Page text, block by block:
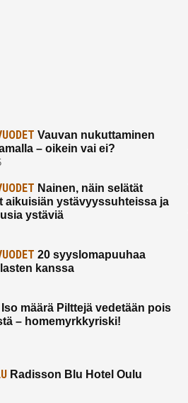
Vauvan nukuttaminen
– oikein vai ei?
Nainen, näin selätät
aikuisiän ystävyyssuhteissa ja
ystäviä
20 syyslomapuuhaa
kanssa
Iso määrä Pilttejä vedetään pois
– homemyrkkyriski!
Radisson Blu Hotel Oulu